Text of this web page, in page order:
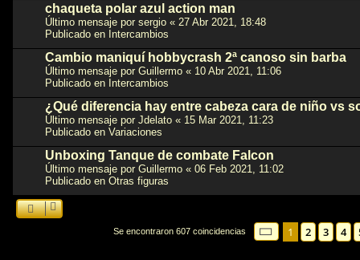
chaqueta polar azul action man
Último mensaje por sergio « 27 Abr 2021, 18:48
Publicado en Intercambios
Cambio maniquí hobbycrash 2ª canoso sin barba
Último mensaje por Guillermo « 10 Abr 2021, 11:06
Publicado en Intercambios
¿Qué diferencia hay entre cabeza cara de niño vs
Último mensaje por Jdelato « 15 Mar 2021, 11:23
Publicado en Variaciones
Unboxing Tanque de combate Falcon
Último mensaje por Guillermo « 06 Feb 2021, 11:02
Publicado en Otras figuras
Se encontraron 607 coincidencias Página de 13
1 2 3 4